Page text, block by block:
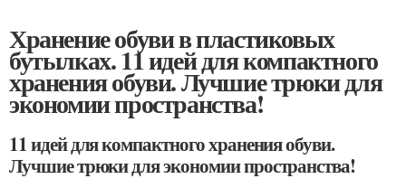
Хранение обуви в пластиковых
бутылках. 11 идей для компактного
хранения обуви. Лучшие трюки для
экономии пространства!
11 идей для компактного хранения обуви.
Лучшие трюки для экономии пространства!